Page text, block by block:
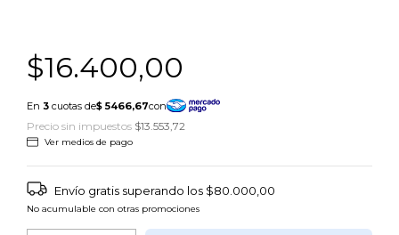
$16.400,00
Precio sin impuestos $13.553,72
Ver medios de pago
Envío gratis superando los $80.000,00
No acumulable con otras promociones